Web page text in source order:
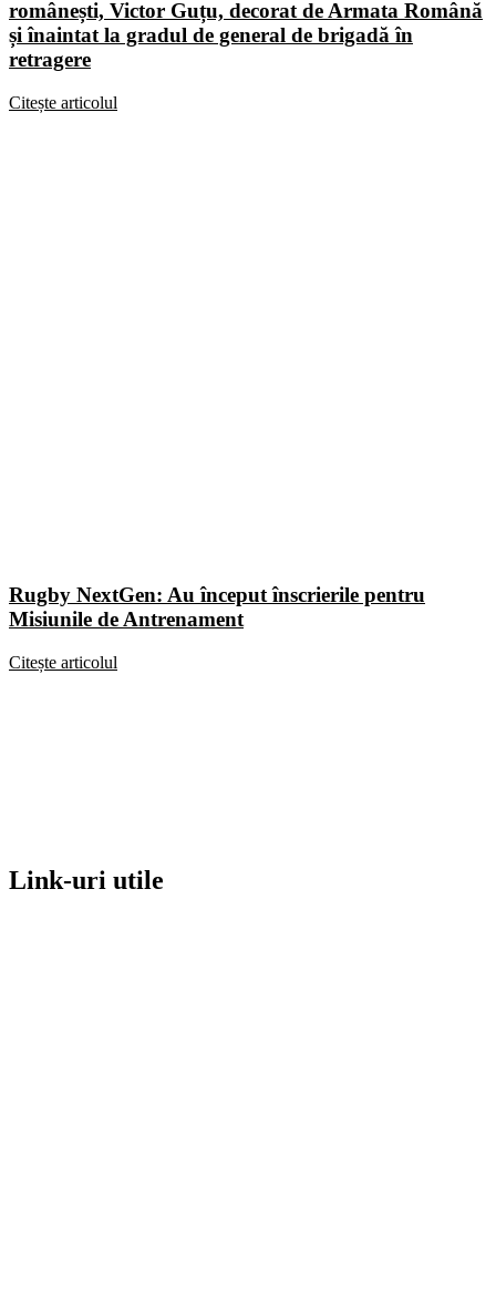
românești, Victor Guțu, decorat de Armata Română
și înaintat la gradul de general de brigadă în
retragere
Citește articolul
Rugby NextGen: Au început înscrierile pentru
Misiunile de Antrenament
Citește articolul
Link-uri utile